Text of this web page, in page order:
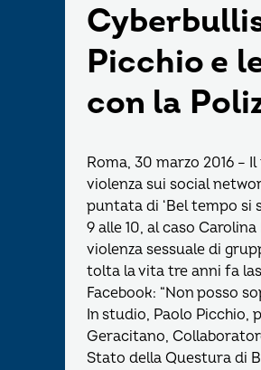
Picchio e
con la
Roma, 30 marzo 2016 –
violenza sui social
puntata di ‘Bel tempo si
9 alle 10, al caso
violenza sessuale di
tolta la vita tre anni fa
Facebook: “Non posso
In studio, Paolo Picchio,
Geracitano,
Stato della Questura di